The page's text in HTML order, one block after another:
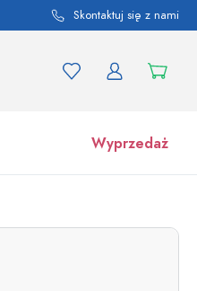
Skontaktuj się z nami
Wyprzedaż